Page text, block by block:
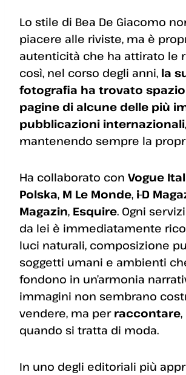
Lo stile di Bea De Giacomo
piacere alle riviste, ma è
autenticità che ha attirato le
così, nel corso degli anni, la
fotografia ha trovato
pagine di alcune delle più
pubblicazioni internazionali,
mantenendo sempre la
Ha collaborato con Vogue
Polska, M Le Monde, i-D
Magazin, Esquire. Ogni
da lei è immediatamente
luci naturali, composizione
soggetti umani e ambienti
fondono in un’armonia
immagini non sembrano
vendere, ma per raccontare
quando si tratta di moda.
In uno degli editoriali più